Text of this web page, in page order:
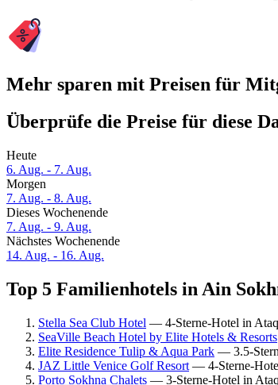
Mehr sparen mit Preisen für
Überprüfe die Preise für diese
Heute
6. Aug. - 7. Aug.
Morgen
7. Aug. - 8. Aug.
Dieses Wochenende
7. Aug. - 9. Aug.
Nächstes Wochenende
14. Aug. - 16. Aug.
Top 5 Familienhotels in Ain
Stella Sea Club Hotel — 4-Sterne-Hotel in
SeaVille Beach Hotel by Elite Hotels & Resorts
Elite Residence Tulip & Aqua Park — 3.5-
JAZ Little Venice Golf Resort — 4-Sterne-
Porto Sokhna Chalets — 3-Sterne-Hotel in